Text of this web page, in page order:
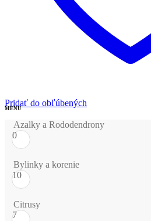
Pridať do obľúbených
Azalky a Rododendrony
0
Bylinky a korenie
10
Citrusy
7